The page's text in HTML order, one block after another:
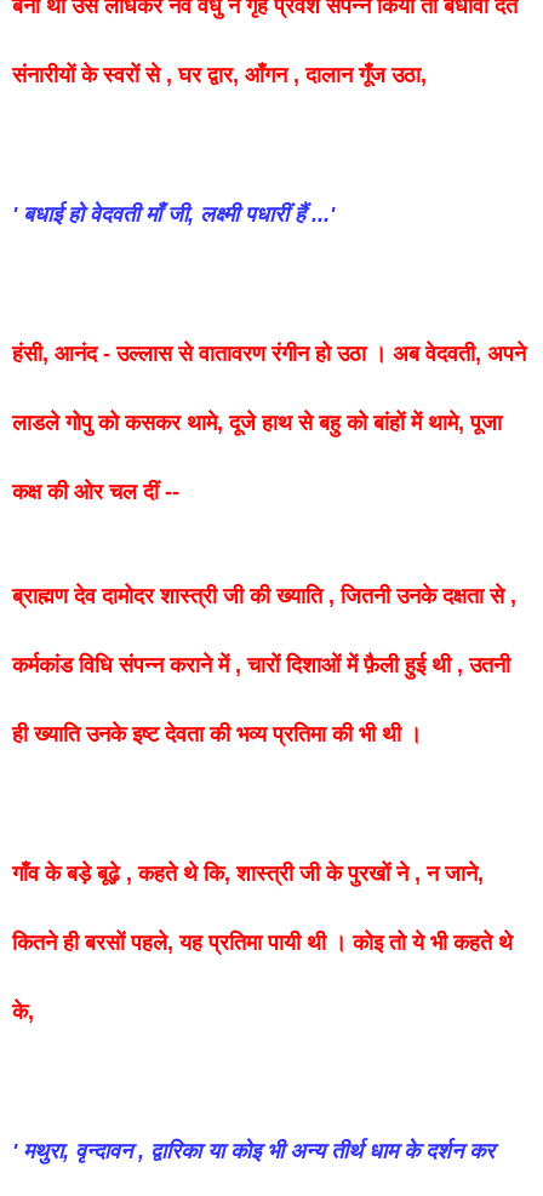
बनी थी उसे लांधकर नव वधु ने गृह प्रवेश संपन्न किया तोबधावादेते
संनारीयों के स्वरों से,घर द्वार, आँगन,दालान गूँज उठा,
' बधाई हो वेदवती माँ जी, लक्ष्मी पधारीं हैं...'
हंसी, आनंद-उल्लास से वातावरण रंगीन हो उठा। अब वेदवती, अपने
लाडले गोपु को कसकर थामे,दूजे हाथ से बहु को बांहों में थामे,पूजा
कक्ष की ओर चल दीं--
ब्राह्मण देव दामोदर शास्त्री जी की ख्याति,जितनी उनके दक्षता से,
कर्मकांड विधि संपन्न कराने में,चारों दिशाओं में फ़ैली हुई थी,उतनी
ही ख्याति उनके इष्ट देवता कीभव्यप्रतिमा की भी थी।
गाँव के बड़े बूढ़े ,कहते थे कि,शास्त्री जी के पुरखोंने ,न जाने,
कितने ही बरसों पहले,यह प्रतिमा पायी थी।कोइ तो ये भी कहते थे
के,
' मथुरा, वृन्दावन, द्वारिका या कोइ भी अन्य तीर्थ धाम के दर्शन कर